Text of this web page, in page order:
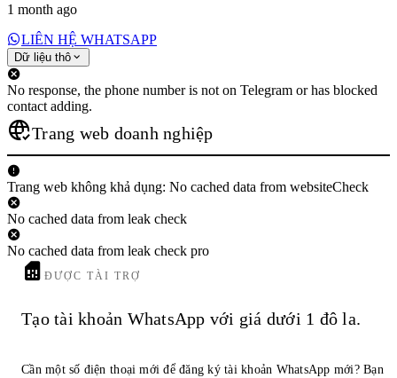
1 month ago
LIÊN HỆ WHATSAPP
Dữ liệu thô
No response, the phone number is not on Telegram or has blocked
contact adding.
Trang web doanh nghiệp
Trang web không khả dụng: No cached data from websiteCheck
No cached data from leak check
No cached data from leak check pro
ĐƯỢC TÀI TRỢ
Tạo tài khoản WhatsApp với giá dưới 1 đô la.
Cần một số điện thoại mới để đăng ký tài khoản WhatsApp mới? Bạn